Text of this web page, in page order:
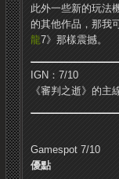
此外一些新的玩法
的其他作品，那我
龍7》那樣震撼。
IGN：7/10
《審判之逝》的主
Gamespot 7/10
優點